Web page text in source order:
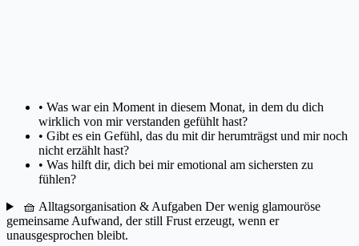
• Was war ein Moment in diesem Monat, in dem du dich
wirklich von mir verstanden gefühlt hast?
• Gibt es ein Gefühl, das du mit dir herumträgst und mir noch
nicht erzählt hast?
• Was hilft dir, dich bei mir emotional am sichersten zu
fühlen?
🧺 Alltagsorganisation & Aufgaben Der wenig glamouröse
gemeinsame Aufwand, der still Frust erzeugt, wenn er
unausgesprochen bleibt.